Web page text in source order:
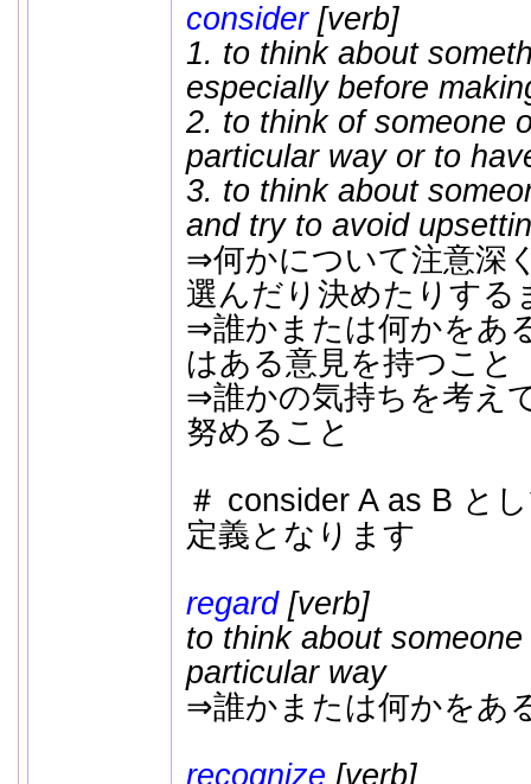
consider[verb]
1. to think about
especially before
2. to think of someone
particular way or to
3. to think about
and try to avoid
⇒何かについて注意深
選んだり決めたりする
⇒誰かまたは何かをあ
はある意見を持つこと
⇒誰かの気持ちを考え
努めること
＃ consider A as B と
定義となります
regard[verb]
to think about
particular way
⇒誰かまたは何かをあ
recognize [verb]